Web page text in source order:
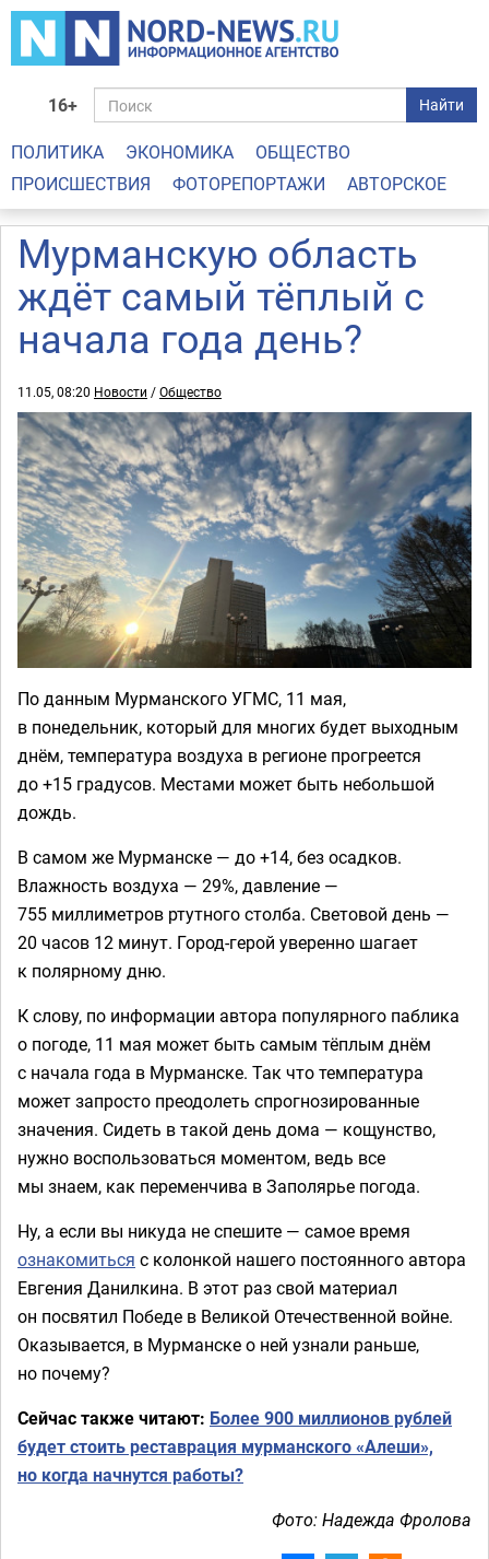
16+ Найти
ПОЛИТИКА ЭКОНОМИКА
ОБЩЕСТВО
ПРОИСШЕСТВИЯ
ФОТОРЕПОРТАЖИ АВТОРСКОЕ
Мурманскую область
ждёт самый тёплый с
начала года день?
11.05, 08:20 Новости /Общество
По данным Мурманского УГМС, 11 мая,
в понедельник, который для многих будет выходным
днём, температура воздуха в регионе прогреется
до +15 градусов. Местами может быть небольшой
дождь.
В самом же Мурманске — до +14, без осадков.
Влажность воздуха — 29%, давление —
755 миллиметров ртутного столба. Световой день —
20 часов 12 минут. Город-герой уверенно шагает
к полярному дню.
К слову, по информации автора популярного паблика
о погоде, 11 мая может быть самым тёплым днём
с начала года в Мурманске. Так что температура
может запросто преодолеть спрогнозированные
значения. Сидеть в такой день дома — кощунство,
нужно воспользоваться моментом, ведь все
мы знаем, как переменчива в Заполярье погода.
Ну, а если вы никуда не спешите — самое время
ознакомиться с колонкой нашего постоянного автора
Евгения Данилкина. В этот раз свой материал
он посвятил Победе в Великой Отечественной войне.
Оказывается, в Мурманске о ней узнали раньше,
но почему?
Сейчас также читают: Более 900 миллионов рублей
будет стоить реставрация мурманского «Алеши»,
но когда начнутся работы?
Фото: Надежда Фролова